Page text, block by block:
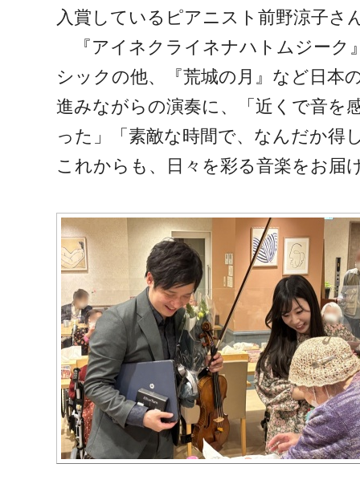
入賞しているピアニスト前野涼子さ
『アイネクライネナハトムジーク
シックの他、『荒城の月』など日本
進みながらの演奏に、「近くで音を
った」「素敵な時間で、なんだか得
これからも、日々を彩る音楽をお届